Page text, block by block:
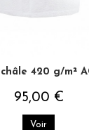
420 g/m²
95,00 €
Voir